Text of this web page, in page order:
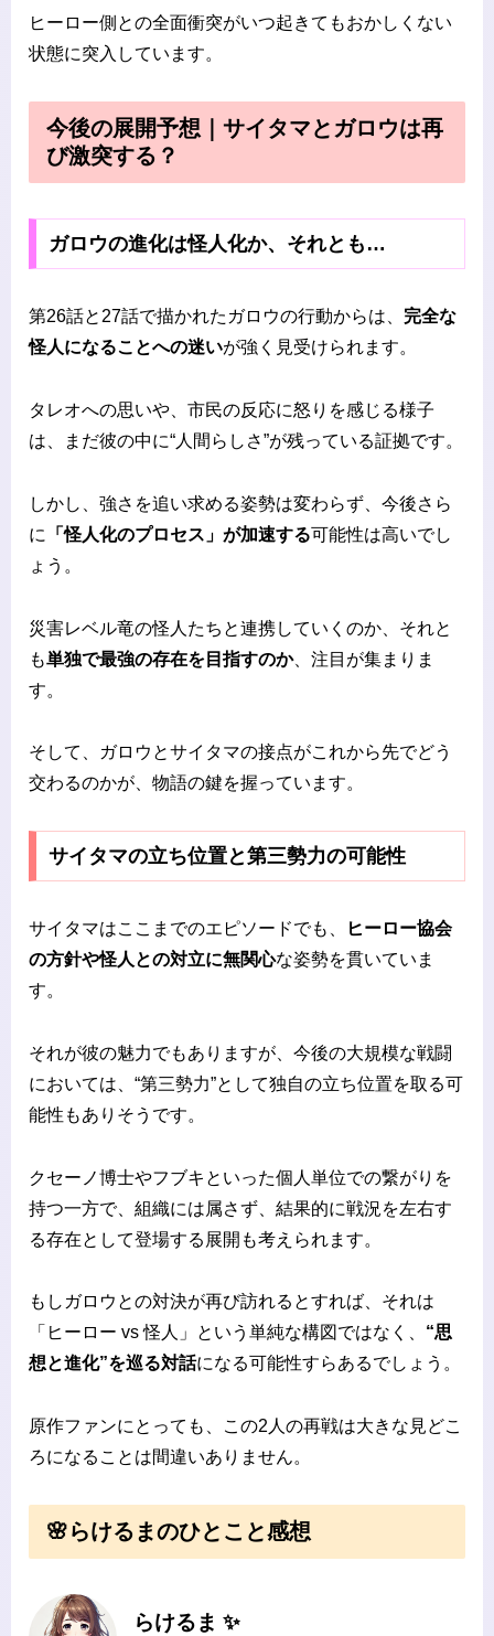
ヒーロー側との全面衝突がいつ起きてもおかしくない
状態に突入しています。
今後の展開予想｜サイタマとガロウは再
び激突する？
ガロウの進化は怪人化か、それとも…
第26話と27話で描かれたガロウの行動からは、 完全な
怪人になることへの迷いが強く見受けられます。
タレオへの思いや、市民の反応に怒りを感じる様子
は、まだ彼の中に“人間らしさ”が残っている証拠です。
しかし、強さを追い求める姿勢は変わらず、今後さら
に
「怪人化のプロセス」が加速する可能性は高いでし
ょう。
災害レベル竜の怪人たちと連携していくのか、それと
も単独で最強の存在を目指すのか、注目が集まりま
す。
そして、ガロウとサイタマの接点がこれから先でどう
交わるのかが、物語の鍵を握っています。
サイタマの立ち位置と第三勢力の可能性
サイタマはここまでのエピソードでも、
ヒーロー協会
の方針や怪人との対立に無関心な姿勢を貫いていま
す。
それが彼の魅力でもありますが、今後の大規模な戦闘
においては、“第三勢力”として独自の立ち位置を取る可
能性もありそうです。
クセーノ博士やフブキといった個人単位での繋がりを
持つ一方で、組織には属さず、結果的に戦況を左右す
る存在として登場する展開も考えられます。
もしガロウとの対決が再び訪れるとすれば、それは
「ヒーロー vs 怪人」という単純な構図ではなく、 “思
想と進化”を巡る対話になる可能性すらあるでしょう。
原作ファンにとっても、この2人の再戦は大きな見どこ
ろになることは間違いありません。
🌸らけるまのひとこと感想
らけるま ✨